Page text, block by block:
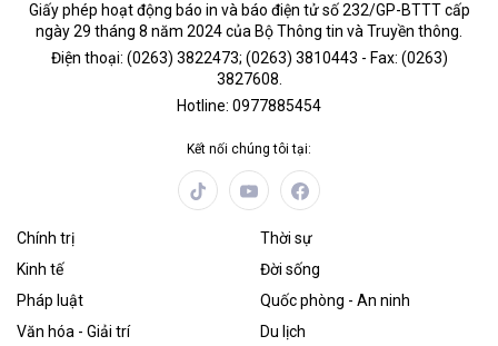
Giấy phép hoạt động báo in và báo điện tử số 232/GP-BTTT cấp
ngày 29 tháng 8 năm 2024 của Bộ Thông tin và Truyền thông.
Điện thoại: (0263) 3822473; (0263) 3810443 - Fax: (0263)
3827608.
Hotline: 0977885454
Kết nối chúng tôi tại:
Chính trị
Thời sự
Kinh tế
Đời sống
Pháp luật
Quốc phòng - An ninh
Văn hóa - Giải trí
Du lịch